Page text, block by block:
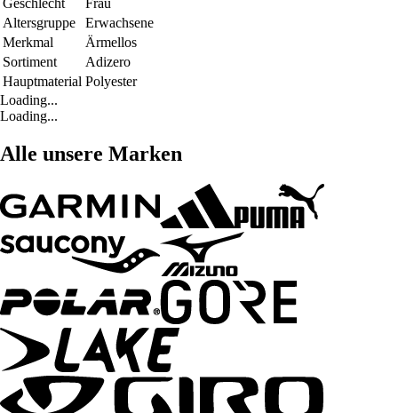
Altersgruppe
Erwachsene
Merkmal
Ärmellos
Sortiment
Adizero
Hauptmaterial Polyester
Loading...
Loading...
Alle unsere Marken